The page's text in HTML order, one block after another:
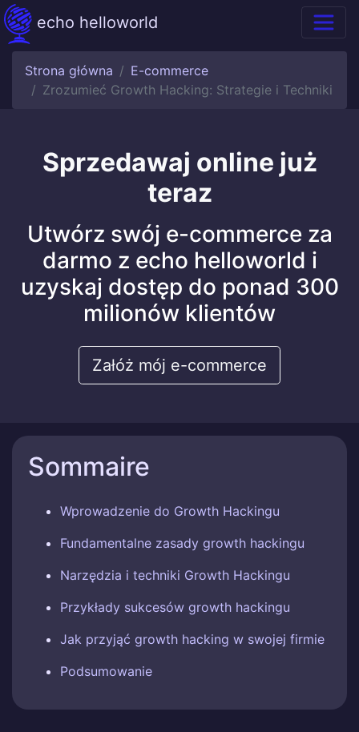
echo helloworld
Strona główna
E-commerce
Zrozumieć Growth Hacking: Strategie i Techniki
Sprzedawaj online już
teraz
Utwórz swój e-commerce za
darmo z echo helloworld i
uzyskaj dostęp do ponad 300
milionów klientów
Załóż mój e-commerce
Sommaire
Wprowadzenie do Growth Hackingu
Fundamentalne zasady growth hackingu
Narzędzia i techniki Growth Hackingu
Przykłady sukcesów growth hackingu
Jak przyjąć growth hacking w swojej firmie
Podsumowanie